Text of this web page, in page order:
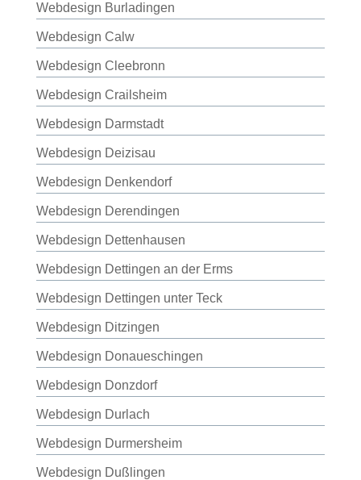
Webdesign Burladingen
Webdesign Calw
Webdesign Cleebronn
Webdesign Crailsheim
Webdesign Darmstadt
Webdesign Deizisau
Webdesign Denkendorf
Webdesign Derendingen
Webdesign Dettenhausen
Webdesign Dettingen an der Erms
Webdesign Dettingen unter Teck
Webdesign Ditzingen
Webdesign Donaueschingen
Webdesign Donzdorf
Webdesign Durlach
Webdesign Durmersheim
Webdesign Dußlingen